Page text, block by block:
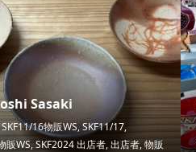
Sasaki
SKF11/16物販WS,SKF11/17,
販WS,SKF2024 出店者,出店者,物販